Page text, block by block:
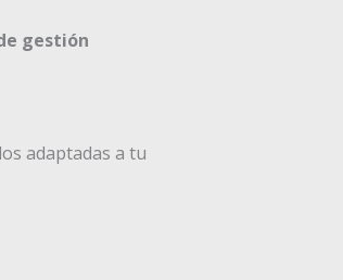
gestión
adaptadas a tu